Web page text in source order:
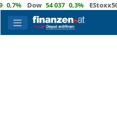
Dow 54 037 0,3% EStoxx50 6